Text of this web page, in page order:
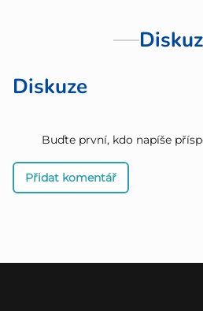
Diskuze
Buďte první, kdo napíše
Přidat komentář